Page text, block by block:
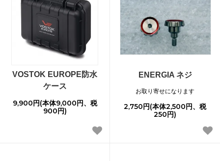
VOSTOK EUROPE防水
ケース
9,900円(本体9,000円、税
900円)
ENERGIA ネジ
お取り寄せになります
2,750円(本体2,500円、税
250円)